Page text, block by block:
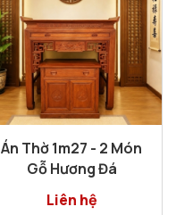
Án Thờ 1m27 - 2 Món
Gỗ Hương Đá
Liên hệ